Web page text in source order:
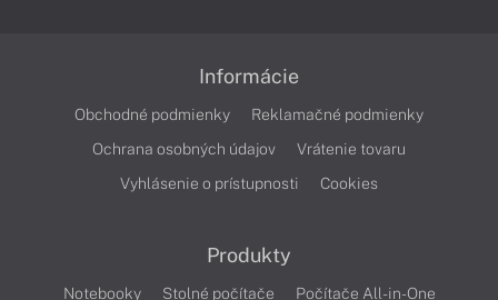
Informácie
Obchodné podmienky
Reklamačné podmienky
Ochrana osobných údajov
Vrátenie tovaru
Vyhlásenie o prístupnosti
Cookies
Produkty
Notebooky Stolné počítače
Počítače All-in-One